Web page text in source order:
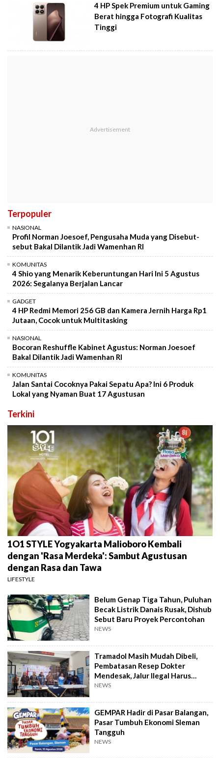
4 HP Spek Premium untuk Gaming
Berat hingga Fotografi Kualitas
Tinggi
Terpopuler
NASIONAL
Profil Norman Joesoef, Pengusaha Muda yang Disebut-
sebut Bakal Dilantik Jadi Wamenhan RI
KOMUNITAS
4 Shio yang Menarik Keberuntungan Hari Ini 5 Agustus
2026: Segalanya Berjalan Lancar
GADGET
4 HP Redmi Memori 256 GB dan Kamera Jernih Harga Rp1
Jutaan, Cocok untuk Multitasking
NASIONAL
Bocoran Reshuffle Kabinet Agustus: Norman Joesoef
Bakal Dilantik Jadi Wamenhan RI
KOMUNITAS
Jalan Santai Cocoknya Pakai Sepatu Apa? Ini 6 Produk
Lokal yang Nyaman Buat 17 Agustusan
Terkini
1O1 STYLE Yogyakarta Malioboro Kembali
dengan 'Rasa Merdeka': Sambut Agustusan
dengan Rasa dan Tawa
LIFESTYLE
Belum Genap Tiga Tahun, Puluhan
Becak Listrik Danais Rusak, Dishub
Sebut Baru Proyek Percontohan
NEWS
Tramadol Masih Mudah Dibeli,
Pembatasan Resep Dokter
Mendesak, Jalur Ilegal Harus
Distop
NEWS
GEMPAR Hadir di Pasar Balangan,
Pasar Tumbuh Ekonomi Sleman
Tangguh
NEWS